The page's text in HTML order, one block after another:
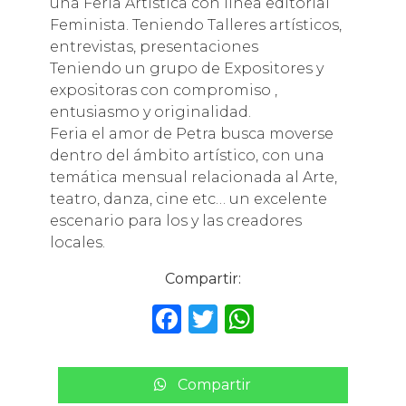
Feminista. Teniendo Talleres artísticos,
entrevistas, presentaciones
Teniendo un grupo de Expositores y
expositoras con compromiso ,
entusiasmo y originalidad.
Feria el amor de Petra busca moverse
dentro del ámbito artístico, con una
temática mensual relacionada al Arte,
teatro, danza, cine etc… un excelente
escenario para los y las creadores
locales.
Compartir:
F
c
T
it
W
a
Compartir